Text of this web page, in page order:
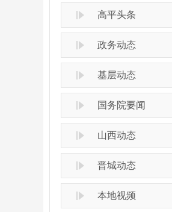
高平头条
政务动态
基层动态
国务院要闻
山西动态
晋城动态
本地视频